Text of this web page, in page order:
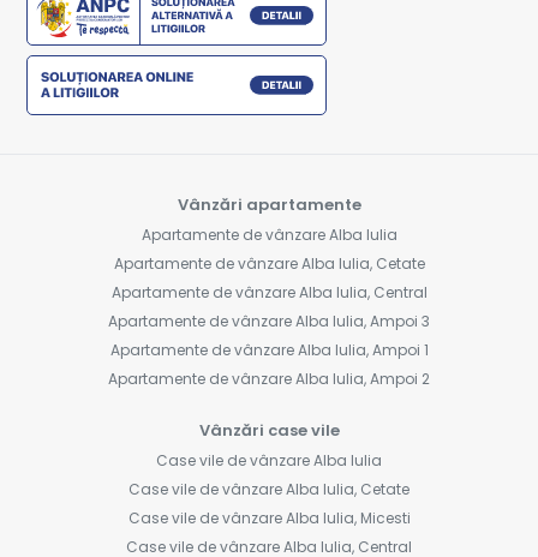
Vânzări apartamente
Apartamente de vânzare Alba Iulia
Apartamente de vânzare Alba Iulia, Cetate
Apartamente de vânzare Alba Iulia, Central
Apartamente de vânzare Alba Iulia, Ampoi 3
Apartamente de vânzare Alba Iulia, Ampoi 1
Apartamente de vânzare Alba Iulia, Ampoi 2
Vânzări case vile
Case vile de vânzare Alba Iulia
Case vile de vânzare Alba Iulia, Cetate
Case vile de vânzare Alba Iulia, Micesti
Case vile de vânzare Alba Iulia, Central